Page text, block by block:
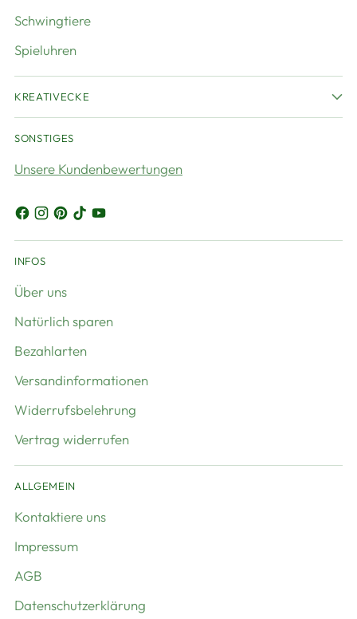
Schwingtiere
Spieluhren
KREATIVECKE
SONSTIGES
Unsere Kundenbewertungen
INFOS
Über uns
Natürlich sparen
Bezahlarten
Versandinformationen
Widerrufsbelehrung
Vertrag widerrufen
ALLGEMEIN
Kontaktiere uns
Impressum
AGB
Datenschutzerklärung